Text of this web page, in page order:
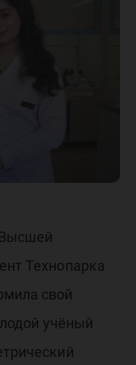
Технопарка
свой
учёный